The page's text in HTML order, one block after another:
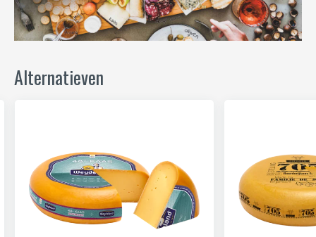
Alternatieven